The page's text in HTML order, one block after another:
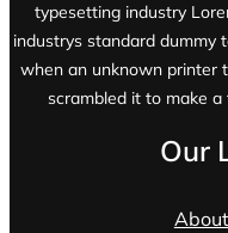
typesetting industry
industrys standard dummy
when an unknown printer
scrambled it to make
Our